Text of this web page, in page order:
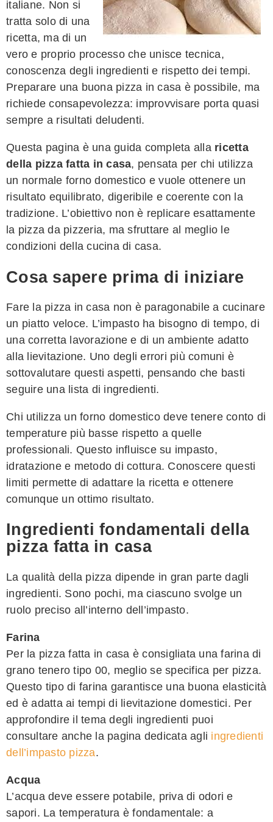
italiane. Non si
tratta solo di una
ricetta, ma di un
vero e proprio processo che unisce tecnica,
conoscenza degli ingredienti e rispetto dei tempi.
Preparare una buona pizza in casa è possibile, ma
richiede consapevolezza: improvvisare porta quasi
sempre a risultati deludenti.
Questa pagina è una guida completa alla ricetta
della pizza fatta in casa, pensata per chi utilizza
un normale forno domestico e vuole ottenere un
risultato equilibrato, digeribile e coerente con la
tradizione. L’obiettivo non è replicare esattamente
la pizza da pizzeria, ma sfruttare al meglio le
condizioni della cucina di casa.
Cosa sapere prima di iniziare
Fare la pizza in casa non è paragonabile a cucinare
un piatto veloce. L’impasto ha bisogno di tempo, di
una corretta lavorazione e di un ambiente adatto
alla lievitazione. Uno degli errori più comuni è
sottovalutare questi aspetti, pensando che basti
seguire una lista di ingredienti.
Chi utilizza un forno domestico deve tenere conto di
temperature più basse rispetto a quelle
professionali. Questo influisce su impasto,
idratazione e metodo di cottura. Conoscere questi
limiti permette di adattare la ricetta e ottenere
comunque un ottimo risultato.
Ingredienti fondamentali della
pizza fatta in casa
La qualità della pizza dipende in gran parte dagli
ingredienti. Sono pochi, ma ciascuno svolge un
ruolo preciso all’interno dell’impasto.
Farina
Per la pizza fatta in casa è consigliata una farina di
grano tenero tipo 00, meglio se specifica per pizza.
Questo tipo di farina garantisce una buona elasticità
ed è adatta ai tempi di lievitazione domestici. Per
approfondire il tema degli ingredienti puoi
consultare anche la pagina dedicata agli ingredienti
dell’impasto pizza.
Acqua
L’acqua deve essere potabile, priva di odori e
sapori. La temperatura è fondamentale: a